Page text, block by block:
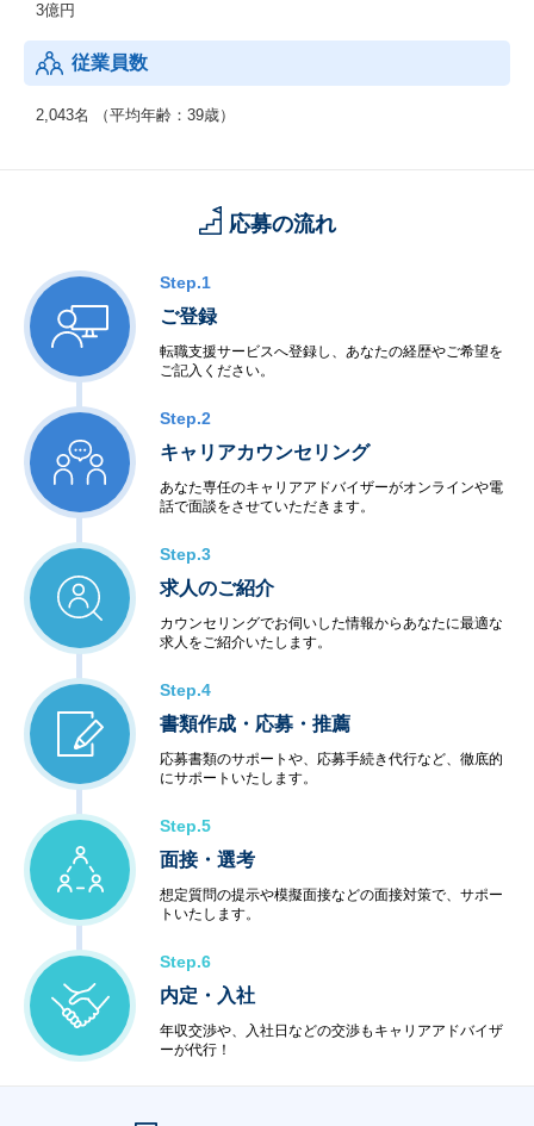
3億円
従業員数
2,043名 （平均年齢：39歳）
応募の流れ
Step.1
ご登録
転職支援サービスへ登録し、あなたの経歴やご希望を
ご記入ください。
Step.2
キャリアカウンセリング
あなた専任のキャリアアドバイザーがオンラインや電
話で面談をさせていただきます。
Step.3
求人のご紹介
カウンセリングでお伺いした情報からあなたに最適な
求人をご紹介いたします。
Step.4
書類作成・応募・推薦
応募書類のサポートや、応募手続き代行など、徹底的
にサポートいたします。
Step.5
面接・選考
想定質問の提示や模擬面接などの面接対策で、サポー
トいたします。
Step.6
内定・入社
年収交渉や、入社日などの交渉もキャリアアドバイザ
ーが代行！